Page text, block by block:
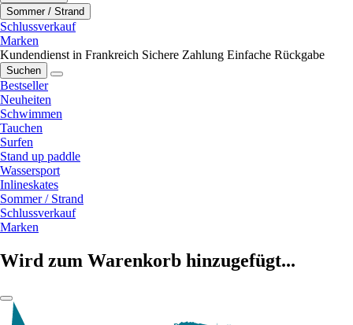
Sommer / Strand
Schlussverkauf
Marken
Kundendienst in Frankreich Sichere Zahlung Einfache Rückgabe
Suchen
Bestseller
Neuheiten
Schwimmen
Tauchen
Surfen
Stand up paddle
Wassersport
Inlineskates
Sommer / Strand
Schlussverkauf
Marken
Wird zum Warenkorb hinzugefügt...